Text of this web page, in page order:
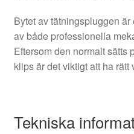
Bytet av tätningspluggen
av både professionella
Eftersom den normalt sätts
klips är det viktigt att ha rätt
Tekniska